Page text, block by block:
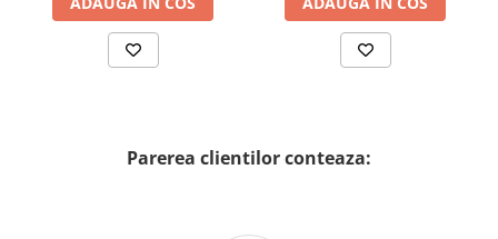
Parerea clientilor conteaza: